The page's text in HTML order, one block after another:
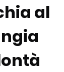
al